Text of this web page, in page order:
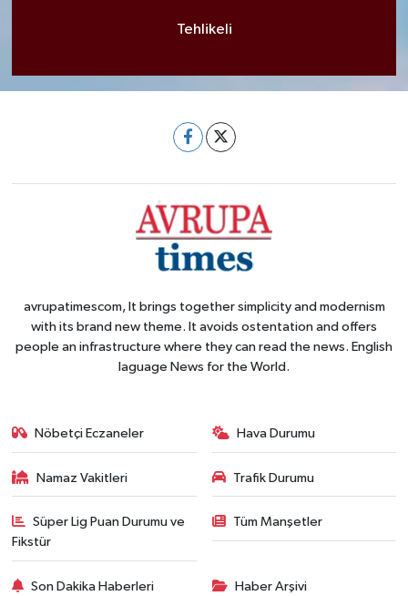
Tehlikeli
avrupatimescom, It brings together simplicity and modernism
with its brand new theme. It avoids ostentation and offers
people an infrastructure where they can read the news. English
laguage News for the World.
Nöbetçi Eczaneler Hava Durumu
Namaz Vakitleri Trafik Durumu
Süper Lig Puan Durumu ve
Fikstür
Tüm Manşetler
Son Dakika Haberleri Haber Arşivi